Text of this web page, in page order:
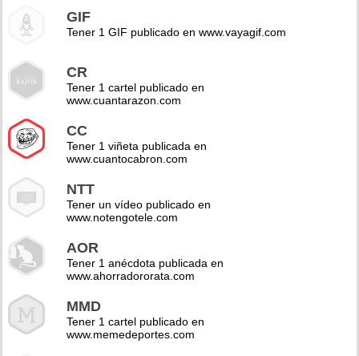
GIF
Tener 1 GIF publicado en www.vayagif.com
CR
Tener 1 cartel publicado en
www.cuantarazon.com
CC
Tener 1 viñeta publicada en
www.cuantocabron.com
NTT
Tener un vídeo publicado en
www.notengotele.com
AOR
Tener 1 anécdota publicada en
www.ahorradororata.com
MMD
Tener 1 cartel publicado en
www.memedeportes.com